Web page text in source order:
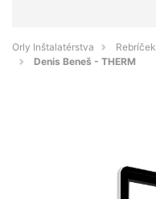
Orly Inštalatérstva
Denis Beneš - THERM